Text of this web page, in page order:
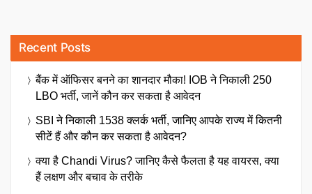
Recent Posts
बैंक में ऑफिसर बनने का शानदार मौका! IOB ने निकाली 250
LBO भर्ती, जानें कौन कर सकता है आवेदन
SBI ने निकाली 1538 क्लर्क भर्ती, जानिए आपके राज्य में कितनी
सीटें हैं और कौन कर सकता है आवेदन?
क्या है Chandi Virus? जानिए कैसे फैलता है यह वायरस, क्या
हैं लक्षण और बचाव के तरीके